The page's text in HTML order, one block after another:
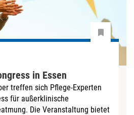
in Essen
treffen sich Pflege-Experten
für außerklinische
Die Veranstaltung bietet